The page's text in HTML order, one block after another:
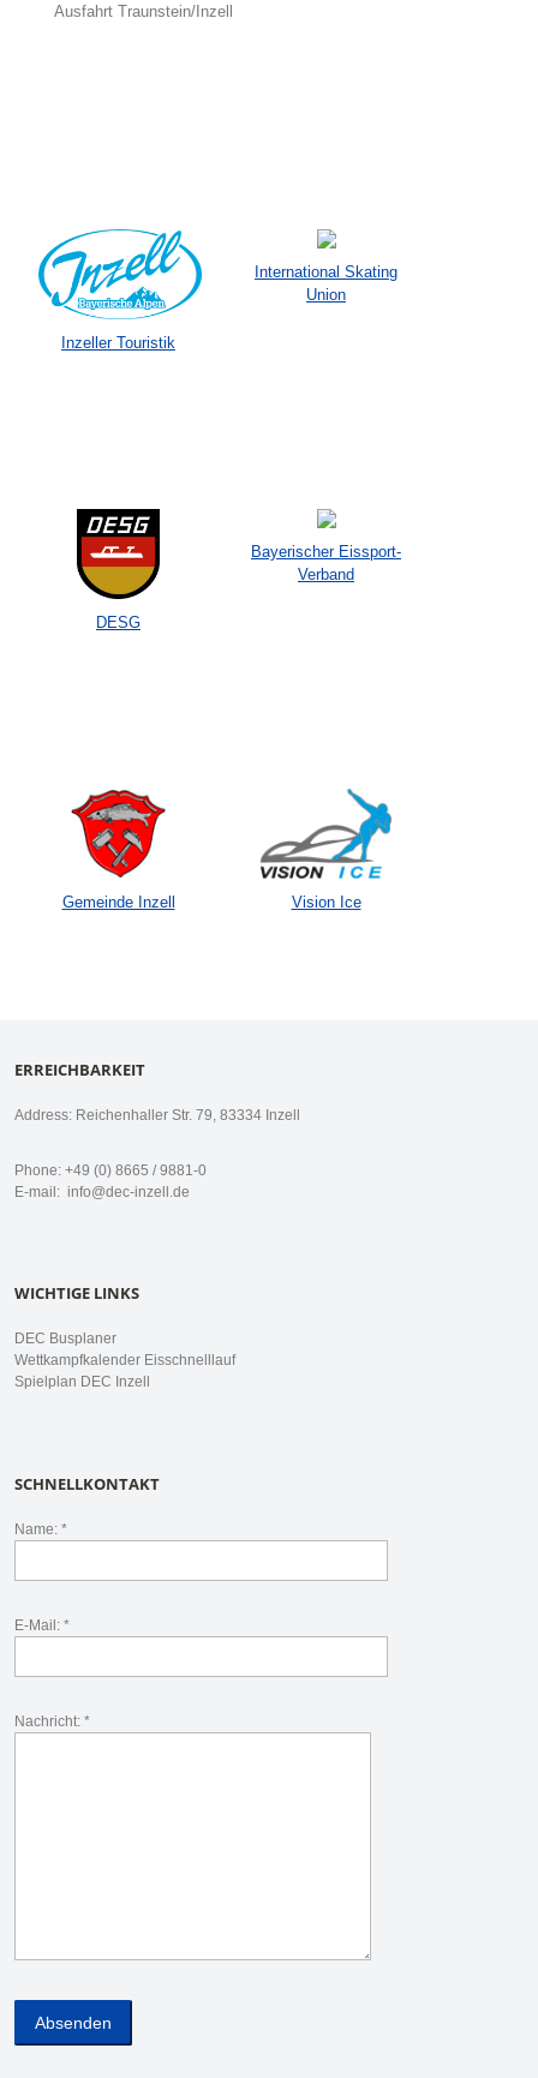
Ausfahrt Traunstein/Inzell
Inzeller Touristik
International Skating
Union
DESG
Bayerischer Eissport-
Verband
Gemeinde Inzell Vision Ice
ERREICHBARKEIT
Address: Reichenhaller Str. 79, 83334 Inzell
Phone: +49 (0) 8665 / 9881-0
E-mail: info@dec-inzell.de
WICHTIGE LINKS
DEC Busplaner
Wettkampfkalender Eisschnelllauf
Spielplan DEC Inzell
SCHNELLKONTAKT
Name: *
E-Mail: *
Nachricht: *